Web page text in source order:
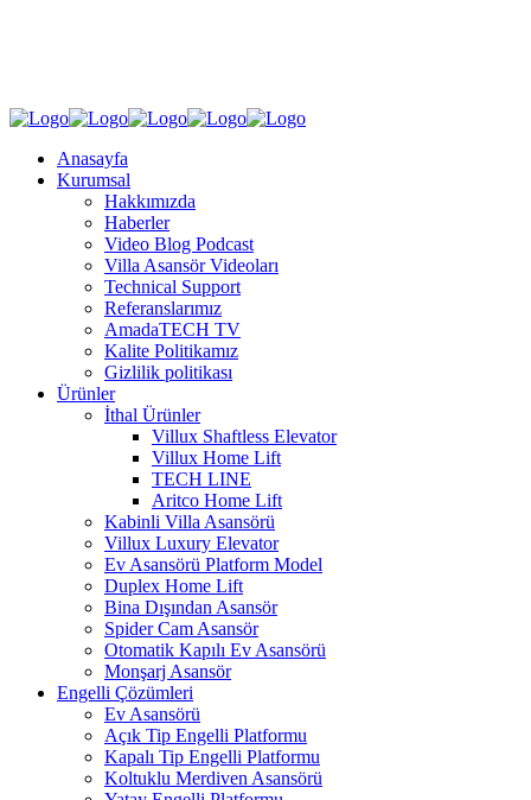
Anasayfa
Kurumsal
Hakkımızda
Haberler
Video Blog Podcast
Villa Asansör Videoları
Technical Support
Referanslarımız
AmadaTECH TV
Kalite Politikamız
Gizlilik politikası
Ürünler
İthal Ürünler
Villux Shaftless Elevator
Villux Home Lift
TECH LINE
Aritco Home Lift
Kabinli Villa Asansörü
Villux Luxury Elevator
Ev Asansörü Platform Model
Duplex Home Lift
Bina Dışından Asansör
Spider Cam Asansör
Otomatik Kapılı Ev Asansörü
Monşarj Asansör
Engelli Çözümleri
Ev Asansörü
Açık Tip Engelli Platformu
Kapalı Tip Engelli Platformu
Koltuklu Merdiven Asansörü